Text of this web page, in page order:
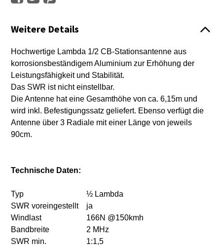
Weitere Details
Hochwertige Lambda 1/2 CB-Stationsantenne aus
korrosionsbeständigem Aluminium zur Erhöhung der
Leistungsfähigkeit und Stabilität.
Das SWR ist nicht einstellbar.
Die Antenne hat eine Gesamthöhe von ca. 6,15m und
wird inkl. Befestigungssatz geliefert. Ebenso verfügt die
Antenne über 3 Radiale mit einer Länge von jeweils
90cm.
Technische Daten:
Typ
½ Lambda
SWR voreingestellt ja
Windlast
166N @150kmh
Bandbreite
2 MHz
SWR min.
1:1,5